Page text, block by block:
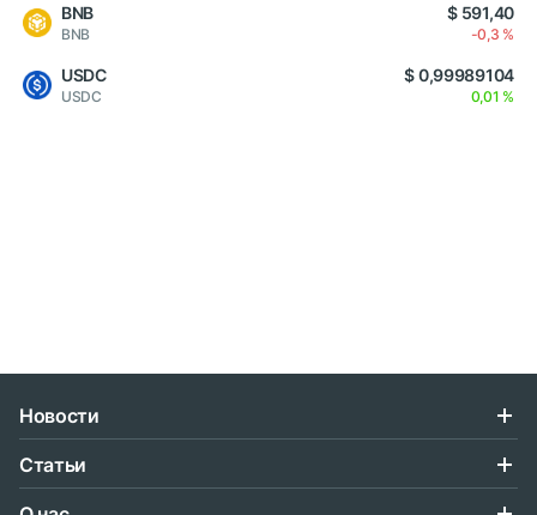
BNB
BNB
$ 591,40
-0,3 %
USDC
USDC
$ 0,99989104
0,01 %
Новости
Статьи